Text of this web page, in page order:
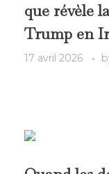
que révèle
Trump en
17 avril 2026